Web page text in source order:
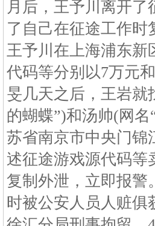
月后，王予川离开
了自己在征途工作时
王予川在上海浦东新
代码等分别以7万元
旻几天之后，王岩就
的蝴蝶”)和汤帅(网名
苏省南京市中央门锦
述征途游戏源代码等
复制外泄，立即报警
时被公安人员人赃俱